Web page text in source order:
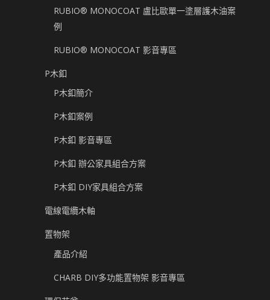
RUBIO® MONOCOAT 盧比歐單一塗層護木油案
例
RUBIO® MONOCOAT 影音專區
P木釦
P木釦簡介
P木釦案例
P木釦 影音專區
P木釦 辦公家具組合方案
P木釦 DIY家具組合方案
電線電纜木軸
置物架
產品介紹
CHARB DIY多功能置物架 影音專區